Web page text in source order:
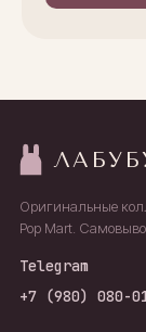
Оригинальные
Pop Mart.
Telegram
+7 (980) 080-